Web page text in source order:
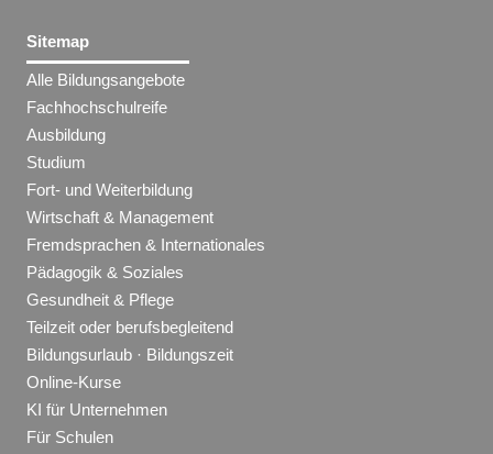
Sitemap
Alle Bildungsangebote
Fachhochschulreife
Ausbildung
Studium
Fort- und Weiterbildung
Wirtschaft & Management
Fremdsprachen & Internationales
Pädagogik & Soziales
Gesundheit & Pflege
Teilzeit oder berufsbegleitend
Bildungsurlaub · Bildungszeit
Online-Kurse
KI für Unternehmen
Für Schulen